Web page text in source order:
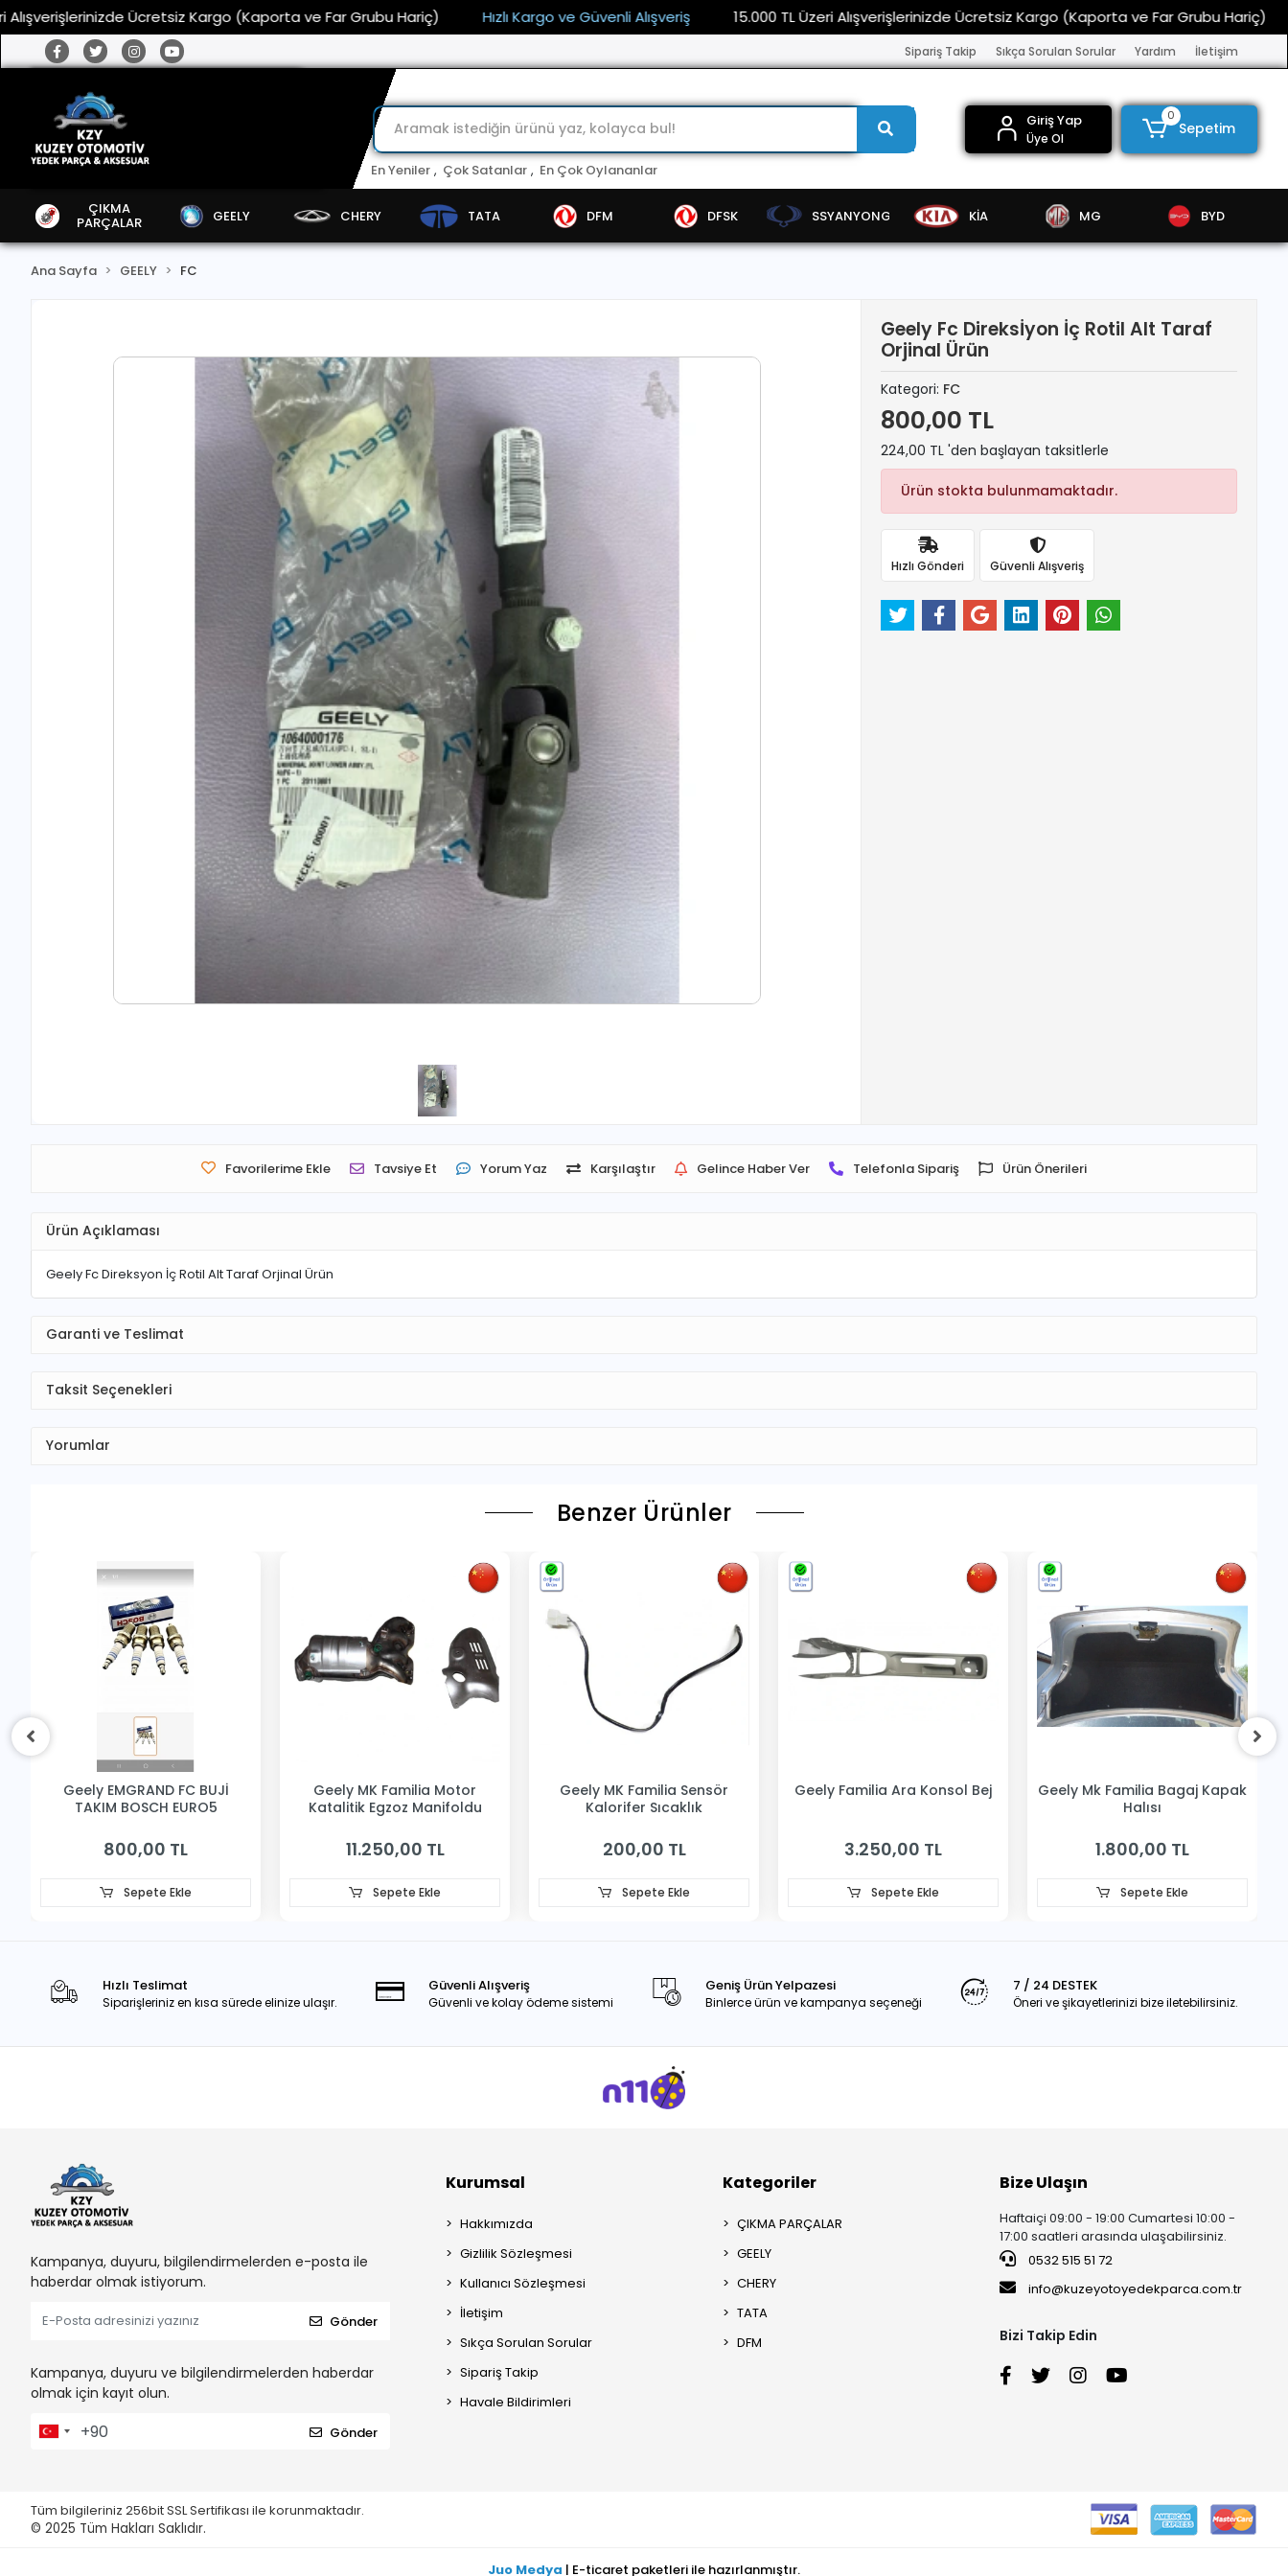
Ücretsiz Kargo (Kaporta ve Far Grubu Hariç) Hızlı Kargo ve Güvenli Alışveriş 15.000 TL Üzeri Alışverişlerinizde Ücretsiz Kargo (Kaporta ve Far Grubu Hariç)
Sipariş Takip Sıkça Sorulan Sorular Yardım İletişim
En Yeniler , Çok Satanlar , En Çok Oylananlar
Giriş Yap
Üye Ol
0
Sepetim
ÇIKMA
PARÇALAR GEELY CHERY TATA DFM DFSK SSYANYONG KİA MG BYD
Ana Sayfa GEELY FC
Geely Fc Direksİyon İç Rotil Alt Taraf
Orjinal Ürün
Kategori: FC
800,00 TL
224,00 TL 'den başlayan taksitlerle
Ürün stokta bulunmamaktadır.
Hızlı Gönderi Güvenli Alışveriş
Favorilerime Ekle Tavsiye Et Yorum Yaz Karşılaştır Gelince Haber Ver Telefonla Sipariş Ürün Önerileri
Ürün Açıklaması
Geely Fc Direksyon İç Rotil Alt Taraf Orjinal Ürün
Garanti ve Teslimat
Taksit Seçenekleri
Yorumlar
Benzer Ürünler
Geely EMGRAND FC BUJİ
TAKIM BOSCH EURO5
800,00 TL
Sepete Ekle
Geely MK Familia Motor
Katalitik Egzoz Manifoldu
11.250,00 TL
Sepete Ekle
Geely MK Familia Sensör
Kalorifer Sıcaklık
200,00 TL
Sepete Ekle
Geely Familia Ara Konsol Bej
3.250,00 TL
Sepete Ekle
Geely Mk Familia Bagaj Kapak
Halısı
1.800,00 TL
Sepete Ekle
Hızlı Teslimat
Siparişleriniz en kısa sürede elinize ulaşır.
Güvenli Alışveriş
Güvenli ve kolay ödeme sistemi
Geniş Ürün Yelpazesi
Binlerce ürün ve kampanya seçeneği
7 / 24 DESTEK
Öneri ve şikayetlerinizi bize iletebilirsiniz.
Kampanya, duyuru, bilgilendirmelerden e-posta ile
haberdar olmak istiyorum.
Gönder
Kampanya, duyuru ve bilgilendirmelerden haberdar
olmak için kayıt olun.
Gönder
Kurumsal
Hakkımızda
Gizlilik Sözleşmesi
Kullanıcı Sözleşmesi
İletişim
Sıkça Sorulan Sorular
Sipariş Takip
Havale Bildirimleri
Kategoriler
ÇIKMA PARÇALAR
GEELY
CHERY
TATA
DFM
Bize Ulaşın
Haftaiçi 09:00 - 19:00 Cumartesi 10:00 -
17:00 saatleri arasında ulaşabilirsiniz.
0532 515 51 72
info@kuzeyotoyedekparca.com.tr
Bizi Takip Edin
Tüm bilgileriniz 256bit SSL Sertifikası ile korunmaktadır.
© 2025 Tüm Hakları Saklıdır.
Juo Medya | E-ticaret paketleri ile hazırlanmıştır.